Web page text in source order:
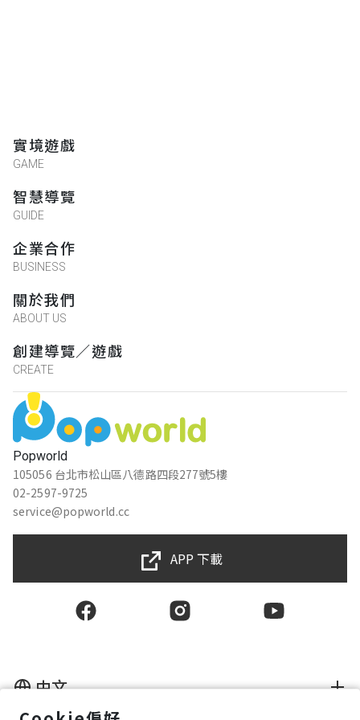
Popworld
105056 台北市松山區八德路四段277號5樓
02-2597-9725
service@popworld.cc
實境遊戲
GAME
智慧導覽
GUIDE
企業合作
BUSINESS
關於我們
ABOUT US
創建導覽／遊戲
CREATE
APP 下載
中文